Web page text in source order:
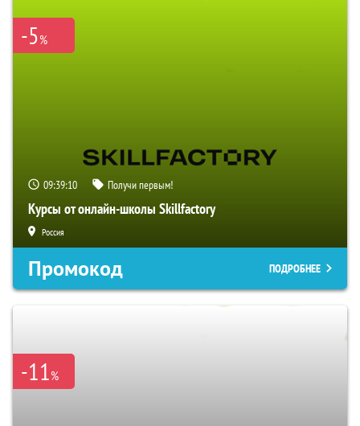
-5%
09:39:09 Получи первым!
Курсы от онлайн-школы Skillfactory
Россия
Промокод ПОДРОБНЕЕ
-11%